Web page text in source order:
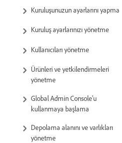
Kuruluşunuzun ayarlarını yapma
Kuruluş ayarlarınızı yönetme
Kullanıcıları yönetme
Ürünleri ve yetkilendirmeleri
yönetme
Global Admin Console'u
kullanmaya başlama
Depolama alanını ve varlıkları
yönetme